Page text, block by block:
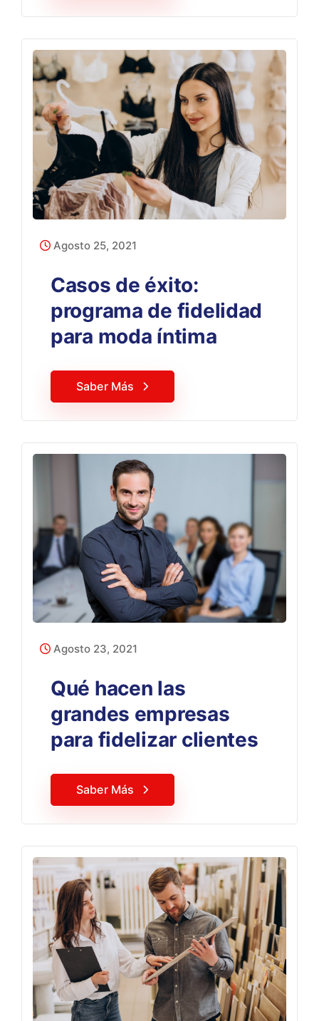
Agosto 25, 2021
Casos de éxito:
programa de fidelidad
para moda íntima
Saber Más
Agosto 23, 2021
Qué hacen las
grandes empresas
para fidelizar clientes
Saber Más